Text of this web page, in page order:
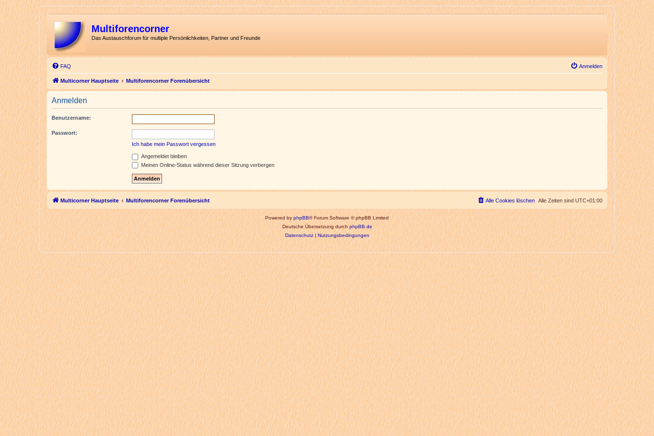
Multiforencorner
Das Austauschforum für multiple Persönlichkeiten, Partner und Freunde
FAQ Anmelden
Multicorner Hauptseite Multiforencorner Forenübersicht
Anmelden
Benutzername:
Passwort:
Ich habe mein Passwort vergessen
Angemeldet bleiben
Meinen Online-Status während dieser Sitzung verbergen
Multicorner Hauptseite Multiforencorner Forenübersicht Alle Zeiten sind UTC+01:00
Alle Cookies löschen
Powered byphpBB® Forum Software © phpBB Limited
Deutsche Übersetzung durchphpBB.de
Datenschutz|Nutzungsbedingungen